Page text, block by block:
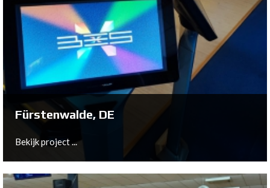
Wildau, DE
Bekijk project ...
Fürstenwalde, DE
Bekijk project ...